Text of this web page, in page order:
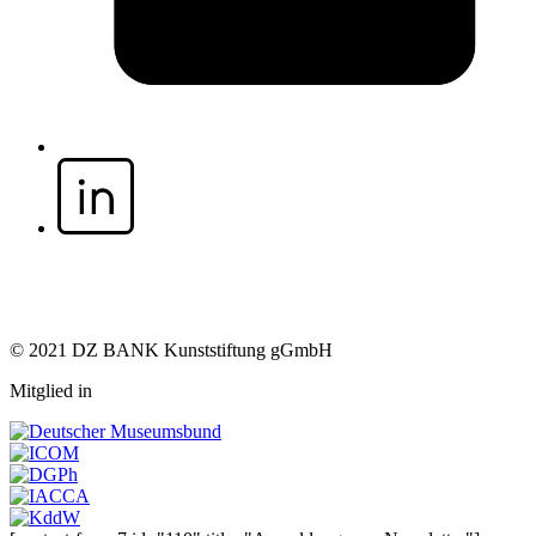
© 2021 DZ BANK Kunststiftung gGmbH
Mitglied in